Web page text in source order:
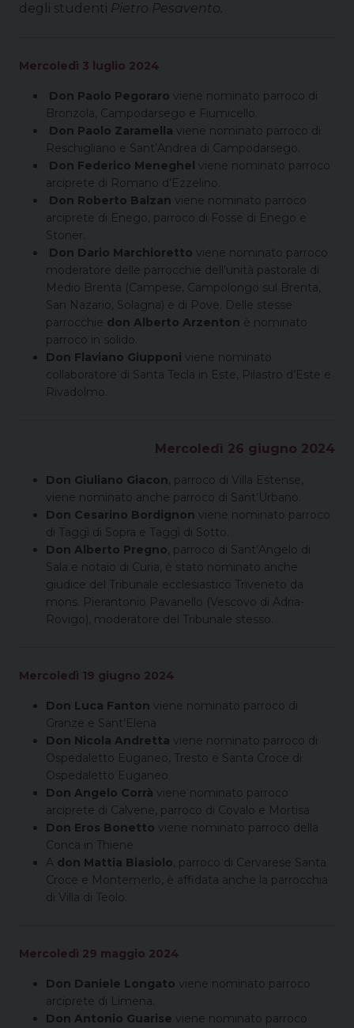
degli studenti Pietro Pesavento.
Mercoledì 3 luglio 2024
Don Paolo Pegoraro viene nominato parroco di
Bronzola, Campodarsego e Fiumicello.
Don Paolo Zaramella viene nominato parroco di
Reschigliano e Sant’Andrea di Campodarsego.
Don Federico Meneghel viene nominato parroco
arciprete di Romano d’Ezzelino.
Don Roberto Balzan viene nominato parroco
arciprete di Enego, parroco di Fosse di Enego e
Stoner.
Don Dario Marchioretto viene nominato parroco
moderatore delle parrocchie dell’unità pastorale di
Medio Brenta (Campese, Campolongo sul Brenta,
San Nazario, Solagna) e di Pove. Delle stesse
parrocchie don Alberto Arzenton è nominato
parroco in solido.
Don Flaviano Giupponi viene nominato
collaboratore di Santa Tecla in Este, Pilastro d’Este e
Rivadolmo.
Mercoledì 26 giugno 2024
Don Giuliano Giacon, parroco di Villa Estense,
viene nominato anche parroco di Sant’Urbano.
Don Cesarino Bordignon viene nominato parroco
di Taggì di Sopra e Taggì di Sotto.
Don Alberto Pregno, parroco di Sant’Angelo di
Sala e notaio di Curia, è stato nominato anche
giudice del Tribunale ecclesiastico Triveneto da
mons. Pierantonio Pavanello (Vescovo di Adria-
Rovigo), moderatore del Tribunale stesso.
Mercoledì 19 giugno 2024
Don Luca Fanton viene nominato parroco di
Granze e Sant’Elena
Don Nicola Andretta viene nominato parroco di
Ospedaletto Euganeo, Tresto e Santa Croce di
Ospedaletto Euganeo
Don Angelo Corrà viene nominato parroco
arciprete di Calvene, parroco di Covalo e Mortisa
Don Eros Bonetto viene nominato parroco della
Conca in Thiene
A don Mattia Biasiolo, parroco di Cervarese Santa
Croce e Montemerlo, è affidata anche la parrocchia
di Villa di Teolo.
Mercoledì 29 maggio 2024
Don Daniele Longato viene nominato parroco
arciprete di Limena.
Don Antonio Guarise viene nominato parroco